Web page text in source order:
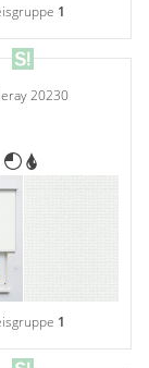
1
20230
1